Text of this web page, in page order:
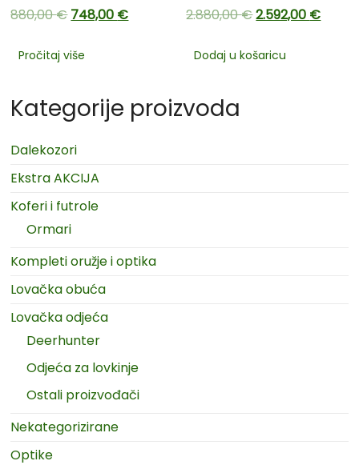
880,00€748,00 €
Pročitaj više
2.880,00€2.592,00 €
Dodaj u košaricu
Kategorije proizvoda
Dalekozori
Ekstra AKCIJA
Koferi i futrole
Ormari
Kompleti oružje i optika
Lovačka obuća
Lovačka odjeća
Deerhunter
Odjeća za lovkinje
Ostali proizvođači
Nekategorizirane
Optike